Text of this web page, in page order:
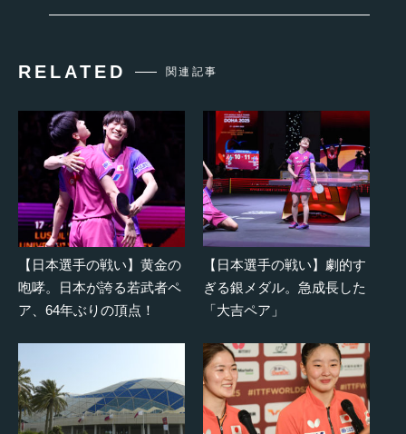
RELATED 関連記事
【日本選手の戦い】黄金の
咆哮。日本が誇る若武者ペ
ア、64年ぶりの頂点！
【日本選手の戦い】劇的す
ぎる銀メダル。急成長した
「大吉ペア」